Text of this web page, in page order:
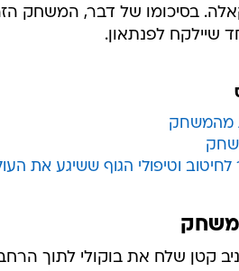
שיילקח לפנתאון.
מהמשחק
וטיפולי הגוף ששיגע את
11 - יניב קטן שלח את בוקולי לתוך